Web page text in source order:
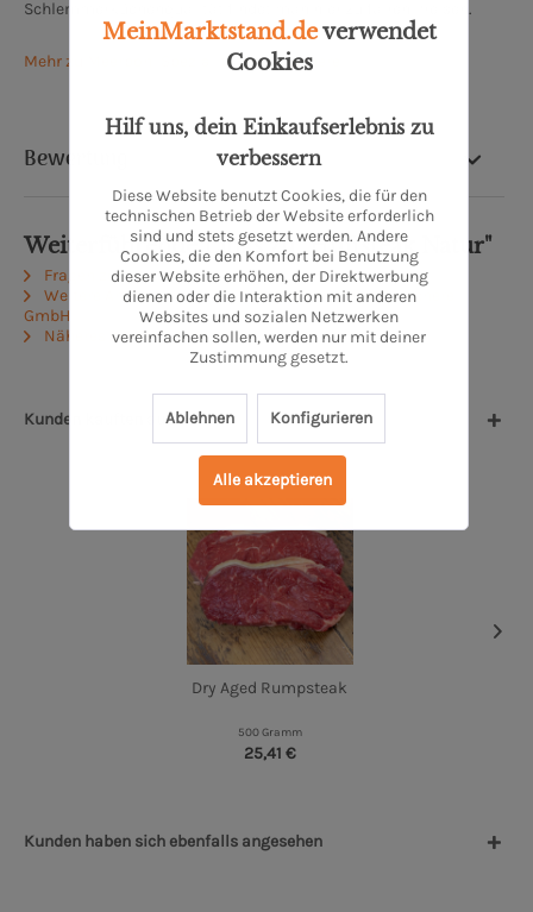
Schlemmerküchenqualität findet man hier zu fairen Preisen.
Mehr zu Meerpohl Spezialitäten-Fleischerei
Bewertung
Weiterführende Links zu "Hüftsteak Natur"
Fragen zum Artikel?
Weitere Artikel von MEERPOHL Spezialitäten-Fleischerei
GmbH
Näheres zum Produzenten
Kunden kauften auch
Dry Aged Rumpsteak
500 Gramm
25,41 €
Kunden haben sich ebenfalls angesehen
MeinMarktstand.deverwendet
Cookies
Hilf uns, dein Einkaufserlebnis zu
verbessern
Diese Website benutzt Cookies, die für den
technischen Betrieb der Website erforderlich
sind und stets gesetzt werden. Andere
Cookies, die den Komfort bei Benutzung
dieser Website erhöhen, der Direktwerbung
dienen oder die Interaktion mit anderen
Websites und sozialen Netzwerken
vereinfachen sollen, werden nur mit deiner
Zustimmung gesetzt.
Ablehnen Konfigurieren
Alle akzeptieren